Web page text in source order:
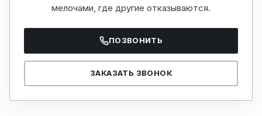
мелочами, где другие отказываются.
ПОЗВОНИТЬ
ЗАКАЗАТЬ ЗВОНОК